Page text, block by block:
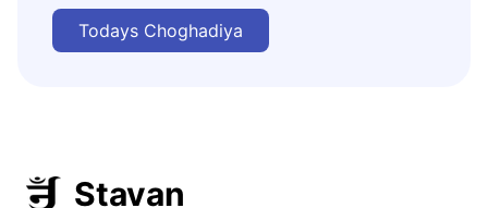
Todays Choghadiya
Stavan